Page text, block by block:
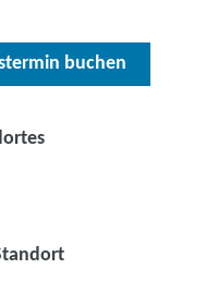
buchen